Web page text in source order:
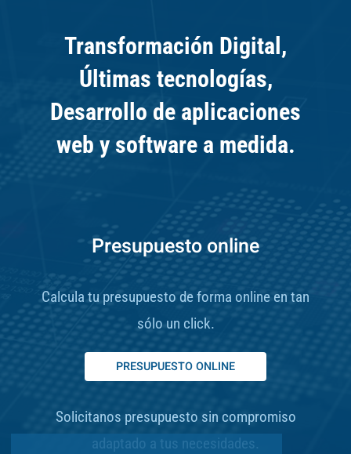
Transformación Digital,
Últimas tecnologías,
Desarrollo de aplicaciones
web y software a medida.
Presupuesto online
Calcula tu presupuesto de forma online en tan
sólo un click.
PRESUPUESTO ONLINE
Solicitanos presupuesto sin compromiso
adaptado a tus necesidades.